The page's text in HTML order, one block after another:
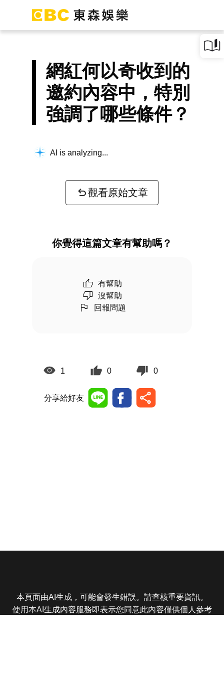
網紅何以奇收到的
邀約內容中，特別
強調了哪些條件？
AI is analyzing...
觀看原始文章
你覺得這篇文章有幫助嗎？
有幫助
沒幫助
回報問題
1 0 0
分享給好友
本頁面由AI生成，可能會發生錯誤。請查核重要資訊。
使用本AI生成內容服務即表示您同意此內容僅供個人參考